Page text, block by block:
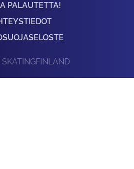
PALAUTETTA!